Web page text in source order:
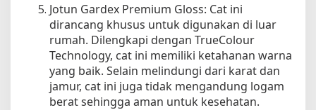
Jotun Gardex Premium Gloss: Cat ini
dirancang khusus untuk digunakan di luar
rumah. Dilengkapi dengan TrueColour
Technology, cat ini memiliki ketahanan warna
yang baik. Selain melindungi dari karat dan
jamur, cat ini juga tidak mengandung logam
berat sehingga aman untuk kesehatan.